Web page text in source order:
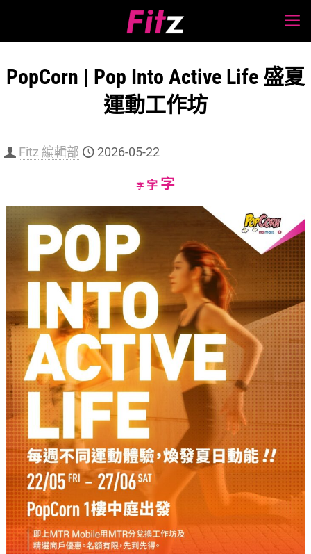
PopCorn | Pop Into Active Life 盛夏
運動工作坊
Fitz 編輯部 2026-05-22
字Decrease
字Reset
字Increase